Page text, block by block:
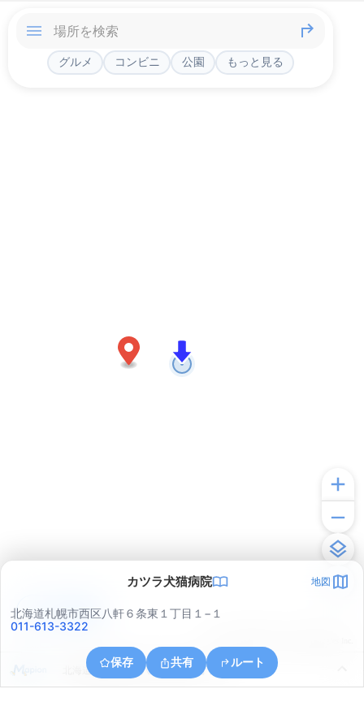
グルメ コンビニ 公園 もっと見る
カツラ犬猫病院 地図
北海道札幌市西区八軒６条東１丁目１−１
011-613-3322
保存 共有 ルート
北海道札幌市西区八軒８条東３丁目１
アプリで見る